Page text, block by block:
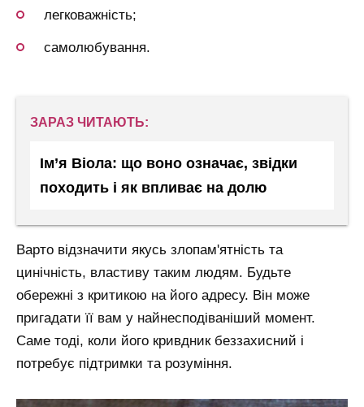
легковажність;
самолюбування.
ЗАРАЗ ЧИТАЮТЬ:
Ім’я Віола: що воно означає, звідки
походить і як впливає на долю
Варто відзначити якусь злопам'ятність та
цинічність, властиву таким людям. Будьте
обережні з критикою на його адресу. Він може
пригадати її вам у найнесподіваніший момент.
Саме тоді, коли його кривдник беззахисний і
потребує підтримки та розуміння.